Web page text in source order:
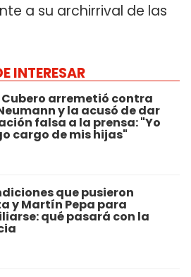
a su archirrival de las
INTERESAR
arremetió contra
y la acusó de dar
falsa a la prensa: "Yo
cargo de mis hijas"
que pusieron
y Martín Pepa para
qué pasará con la